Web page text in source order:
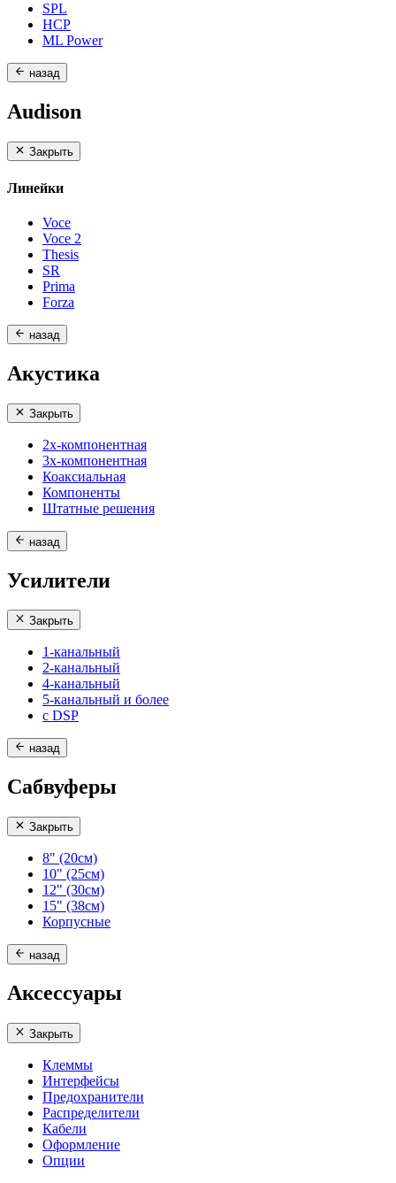
SPL
HCP
ML Power
назад
Audison
Закрыть
Линейки
Voce
Voce 2
Thesis
SR
Prima
Forza
назад
Акустика
Закрыть
2х-компонентная
3х-компонентная
Коаксиальная
Компоненты
Штатные решения
назад
Усилители
Закрыть
1-канальный
2-канальный
4-канальный
5-канальный и более
с DSP
назад
Сабвуферы
Закрыть
8" (20см)
10" (25см)
12" (30см)
15" (38см)
Корпусные
назад
Аксессуары
Закрыть
Клеммы
Интерфейсы
Предохранители
Распределители
Кабели
Оформление
Опции